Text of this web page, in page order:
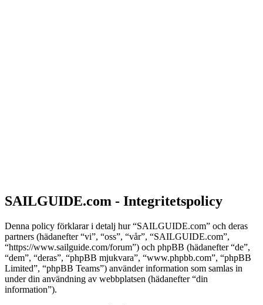
SAILGUIDE.com - Integritetspolicy
Denna policy förklarar i detalj hur “SAILGUIDE.com” och deras
partners (hädanefter “vi”, “oss”, “vår”, “SAILGUIDE.com”,
“https://www.sailguide.com/forum”) och phpBB (hädanefter “de”,
“dem”, “deras”, “phpBB mjukvara”, “www.phpbb.com”, “phpBB
Limited”, “phpBB Teams”) använder information som samlas in
under din användning av webbplatsen (hädanefter “din
information”).